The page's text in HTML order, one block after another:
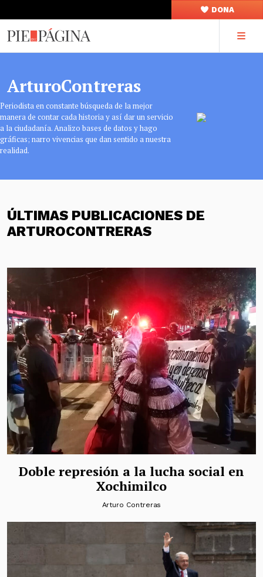
DONA
ArturoContreras
Periodista en constante búsqueda de la mejor
manera de contar cada historia y así dar un servicio
a la ciudadanía. Analizo bases de datos y hago
gráficas; narro vivencias que dan sentido a nuestra
realidad.
ÚLTIMAS PUBLICACIONES DE
ARTUROCONTRERAS
Doble represión a la lucha social en
Xochimilco
Arturo Contreras